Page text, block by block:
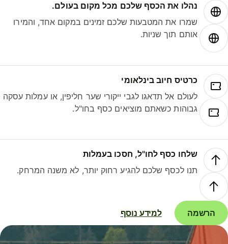
נהלו את הכסף שלכם מכל מקום בעולם.
שמרו את המטבעות שלכם זמינים במקום אחד, והמירו
אותם תוך שניות.
כרטיס חיוב בינלאומי
לעולם אל תדאגו לגבי ייקורי שער חליפין, או עמלות עסקה
גבוהות כשאתם מוציאים כסף בחו"ל.
שלחו כסף לחו"ל, חסכו בעמלות
תנו לכסף שלכם להגיע רחוק יותר, לא משנה המרחק.
הרשמה למידע נוסף